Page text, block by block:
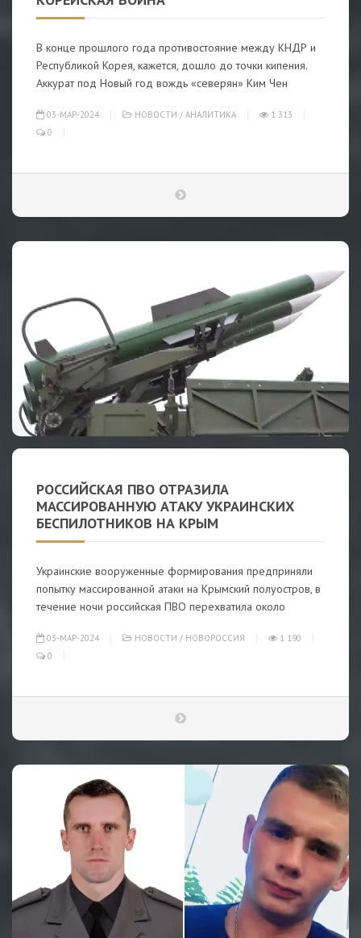
В конце прошлого года противостояние между КНДР и
Республикой Корея, кажется, дошло до точки кипения.
Аккурат под Новый год вождь «северян» Ким Чен
03-МАР-2024 НОВОСТИ / АНАЛИТИКА
1 313
0
РОССИЙСКАЯ ПВО ОТРАЗИЛА
МАССИРОВАННУЮ АТАКУ УКРАИНСКИХ
БЕСПИЛОТНИКОВ НА КРЫМ
Украинские вооруженные формирования предприняли
попытку массированной атаки на Крымский полуостров, в
течение ночи российская ПВО перехватила около
03-МАР-2024 НОВОСТИ / НОВОРОССИЯ
1 190
0